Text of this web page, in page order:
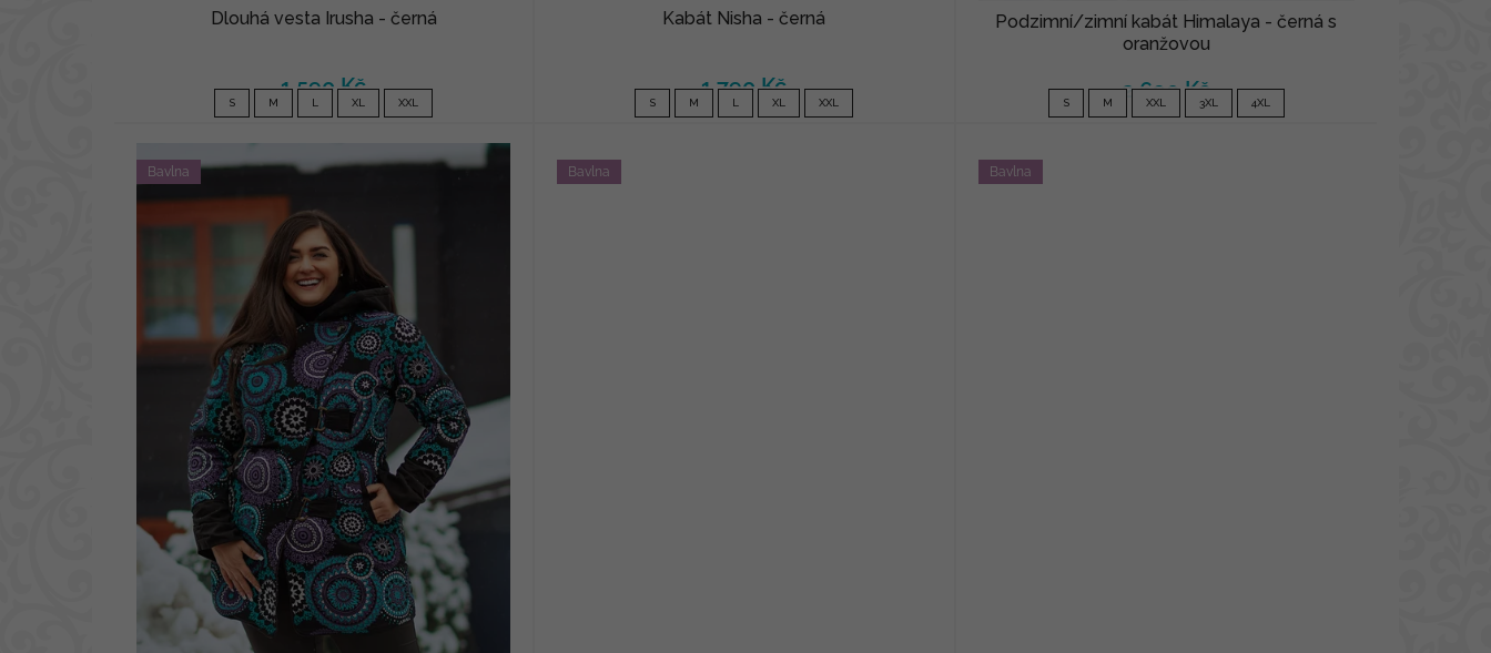
Dlouhá vesta Irusha - černá
1 590 Kč
S M L XL XXL
Kabát Nisha - černá
1 790 Kč
S M L XL XXL
Podzimní/zimní kabát Himalaya - černá s
oranžovou
2 690 Kč
S M XXL 3XL 4XL
Bavlna Bavlna Bavlna